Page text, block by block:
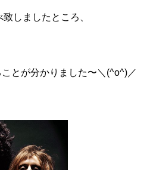
致しましたところ、
とが分かりました〜＼(^o^)／